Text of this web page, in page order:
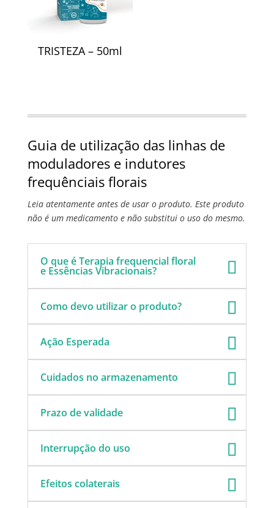
TRISTEZA – 50ml
Guia de utilização das linhas de
moduladores e indutores
frequênciais florais
Leia atentamente antes de usar o produto. Este produto
não é um medicamento e não substitui o uso do mesmo.
O que é Terapia frequencial floral
e Essências Vibracionais?
Como devo utilizar o produto?
Ação Esperada
Cuidados no armazenamento
Prazo de validade
Interrupção do uso
Efeitos colaterais